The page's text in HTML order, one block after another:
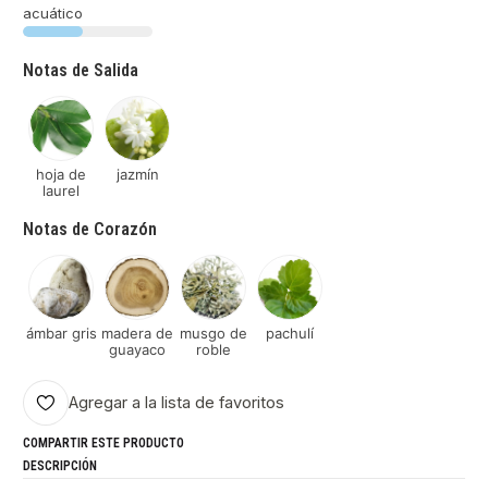
acuático
Notas de Salida
hoja de
laurel
jazmín
Notas de Corazón
ámbar gris madera de
guayaco
musgo de
roble
pachulí
Agregar a la lista de favoritos
COMPARTIR ESTE PRODUCTO
DESCRIPCIÓN